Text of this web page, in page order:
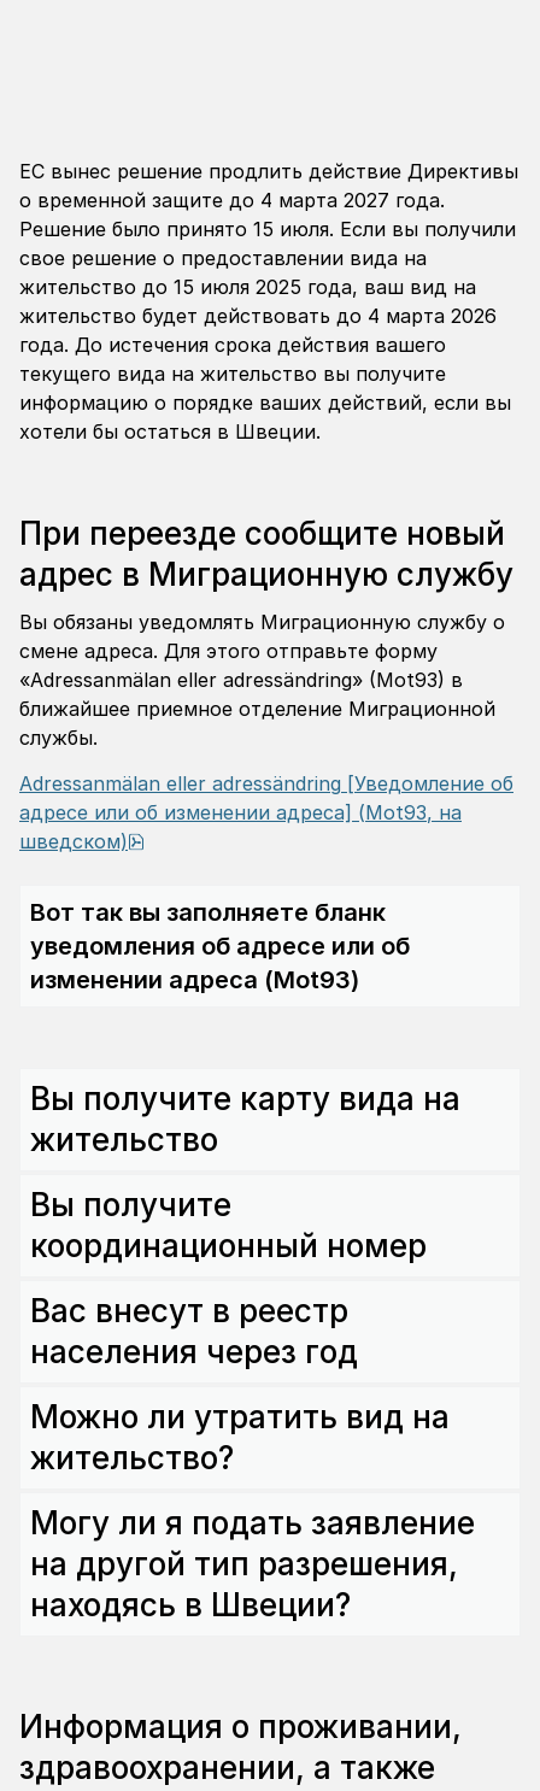
ЕС вынес решение продлить действие Директивы
о временной защите до 4 марта 2027 года.
Решение было принято 15 июля. Если вы получили
свое решение о предоставлении вида на
жительство до 15 июля 2025 года, ваш вид на
жительство будет действовать до 4 марта 2026
года. До истечения срока действия вашего
текущего вида на жительство вы получите
информацию о порядке ваших действий, если вы
хотели бы остаться в Швеции.
При переезде сообщите новый
адрес в Миграционную службу
Вы обязаны уведомлять Миграционную службу о
смене адреса. Для этого отправьте форму
«Adressanmälan eller adressändring» (Mot93) в
ближайшее приемное отделение Миграционной
службы.
Adressanmälan eller adressändring [Уведомление об
адресе или об изменении адреса] (Mot93, на
шведском)
Вот так вы заполняете бланк
уведомления об адресе или об
изменении адреса (Mot93)
Вы получите карту вида на
жительство
Вы получите
координационный номер
Вас внесут в реестр
населения через год
Можно ли утратить вид на
жительство?
Могу ли я подать заявление
на другой тип разрешения,
находясь в Швеции?
Информация о проживании,
здравоохранении, а также